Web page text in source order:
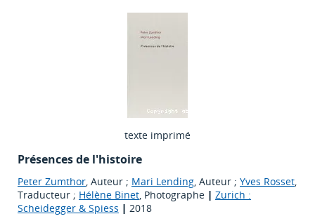
texte imprimé
Présences de l'histoire
Peter Zumthor, Auteur ; Mari Lending, Auteur ; Yves Rosset,
Traducteur ; Hélène Binet, Photographe | Zurich :
Scheidegger & Spiess | 2018